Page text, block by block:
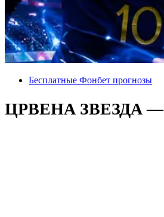
Бесплатные Фонбет прогнозы
ЦРВЕНА ЗВЕЗДА